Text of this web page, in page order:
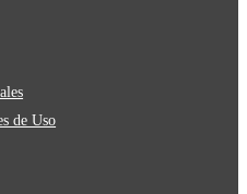
de Uso